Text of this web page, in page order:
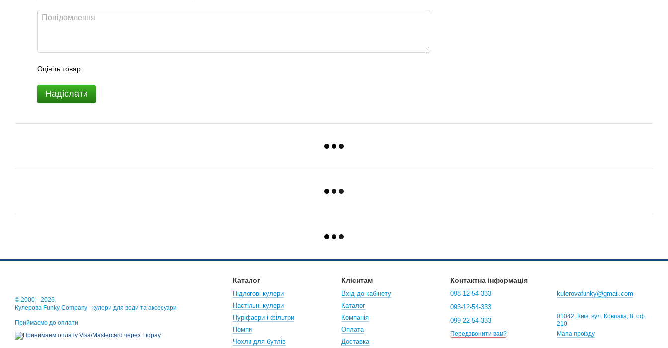
Оцініть товар
Надіслати
© 2000—2026
Кулерова Funky Company - кулери для води та аксесуари
Приймаємо до оплати
Каталог
Підлогові кулери
Настiльнi кулери
Пуріфаєри і фільтри
Помпи
Чохли для бутлів
Клієнтам
Вхід до кабінету
Каталог
Компанія
Оплата
Доставка
Контактна інформація
098-12-54-333
093-12-54-333
099-22-54-333
Передзвонити вам?
kulerovafunky@gmail.com
01042, Київ, вул. Ковпака, 8, оф.
210
Мапа проїзду